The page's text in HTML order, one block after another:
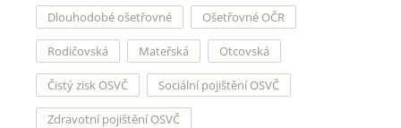
Dlouhodobé ošetřovné Ošetřovné OČR
Rodičovská Mateřská Otcovská
Čistý zisk OSVČ Sociální pojištění OSVČ
Zdravotní pojištění OSVČ